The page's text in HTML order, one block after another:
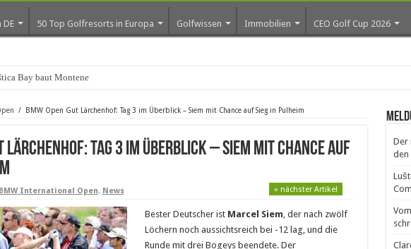
50 Top Golfresorts in Europa Golfwissen Immobilien CEO Golf Cup 2026
Bay baut Montenegros erste G
/ BMW Open Gut Lärchenhof: Tag 3 im Überblick – Siem mit Chance auf Sieg in Pulheim
Lärchenhof: Tag 3 im Überblick – Siem mit Chance auf
BMW International Open, News » nächster Artikel
Bester Deutscher ist Marcel Siem, der nach zwölf
Löchern noch aussichtsreich bei -12 lag, und die
Runde mit drei Bogeys beendete. Der
Der
den